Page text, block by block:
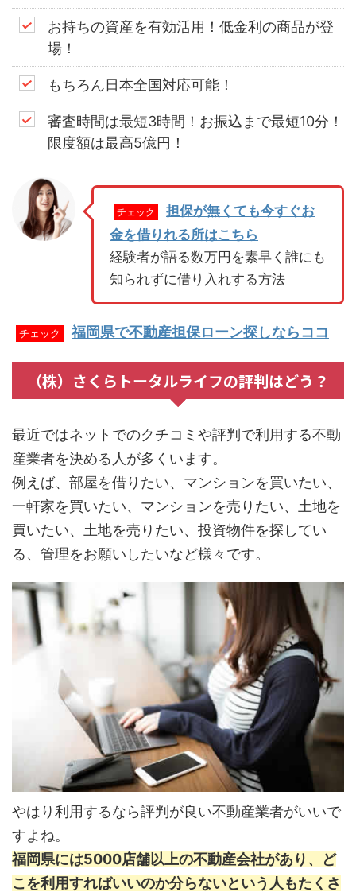
お持ちの資産を有効活用！低金利の商品が登
場！
もちろん日本全国対応可能！
審査時間は最短3時間！お振込まで最短10分！
限度額は最高5億円！
チェック
担保が無くても今すぐお
金を借りれる所はこちら
経験者が語る数万円を素早く誰にも
知られずに借り入れする方法
チェック 福岡県で不動産担保ローン探しならココ
（株）さくらトータルライフの評判はどう？
最近ではネットでのクチコミや評判で利用する不動
産業者を決める人が多くいます。
例えば、部屋を借りたい、マンションを買いたい、
一軒家を買いたい、マンションを売りたい、土地を
買いたい、土地を売りたい、投資物件を探してい
る、管理をお願いしたいなど様々です。
やはり利用するなら評判が良い不動産業者がいいで
すよね。
福岡県には5000店舗以上の不動産会社があり、ど
こを利用すればいいのか分らないという人もたくさ